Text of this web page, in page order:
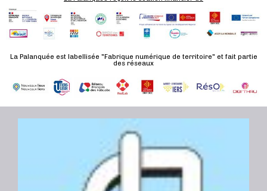
n
t
La Palanquée est labellisée "Fabrique numérique de territoire" et fait partie
des réseaux